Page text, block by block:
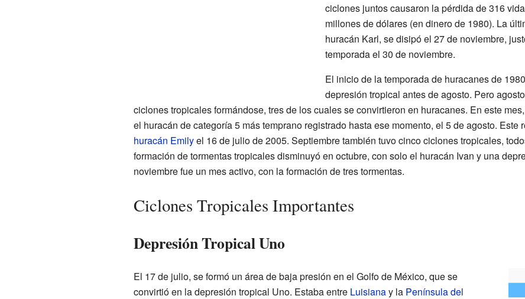
ciclones juntos causaron la pérdida de 316
millones de dólares (en dinero de 1980). La
huracán Karl, se disipó el 27 de noviembre,
temporada el 30 de noviembre.
El inicio de la temporada de huracanes de
depresión tropical antes de agosto. Pero
ciclones tropicales formándose, tres de los cuales se convirtieron en huracanes. En este
el huracán de categoría 5 más temprano registrado hasta ese momento, el 5 de agosto. Este
huracán Emilyel 16 de julio de 2005. Septiembre también tuvo cinco ciclones tropicales,
formación de tormentas tropicales disminuyó en octubre, con solo el huracán Ivan y una
noviembre fue un mes activo, con la formación de tres tormentas.
Ciclones Tropicales Importantes
Depresión Tropical Uno
El 17 de julio, se formó un área de baja presión en el Golfo de México, que se
convirtió en la depresión tropical Uno. Estaba entre Luisianay la Península del